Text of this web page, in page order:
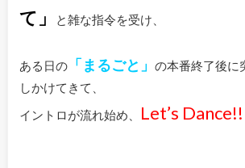
て」
と雑な指令を受け、
ある日の「まるごと」 の本番終了後に
しかけてきて、
イントロが流れ始め、
Let’s Dance!!